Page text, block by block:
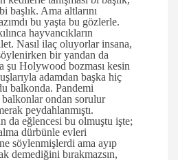
başlık. Ama altlarını
bu yaşta bu gözlerle.
hayvancıkların
Nasıl ilaç oluyorlar insana,
bir yandan da
şu Holywood bozması kesin
adamdan başka hiç
balkonda. Pandemi
balkonlar ondan sorulur
peydahlanmıştı.
da eğlencesi bu olmuştu işte;
dürbünle evleri
söylenmişlerdi ama ayıp
demediğini bırakmazsın,